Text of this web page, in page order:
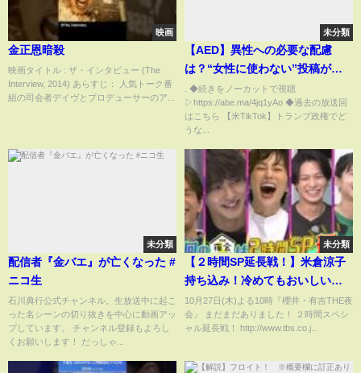
映画
金正恩暗殺
映画タイトル : ザ・インタビュー (The
Interview, 2014) あらすじ： 人気トーク番
組の司会者デイヴとプロデューサーのア...
未分類
【AED】異性への必要な配慮
は？“女性に使わない”投稿が物
議…正しい処置を学ぶ｜アベプ
ラ
. ◆続きをノーカットで視聴
▷https://abe.ma/4jq1yAo ◆過去の放送回
はこちら 【米TikTok】トランプ政権でど
うな...
未分類
配信者『金バエ』が亡くなった #
ニコ生
石川典行公式チャンネル。生放送中に起こ
った名シーンの切り抜きを中心に動画アッ
プしています。 チャンネル登録もよろし
くお願いします！ だっしゃ...
未分類
【２時間SP延長戦！】米倉涼子
持ち込み！冷めてもおいしいテ
イクアウトグルメNo.1決定
戦！ King & Prince 平野紫耀へ
の催眠術延長戦も！10/27(木)
10月27日(木)よる10時『櫻井・有吉THE夜
会』 まだまだありました！ ２時間スペシ
ャル延長戦！ http://www.tbs.co.j...